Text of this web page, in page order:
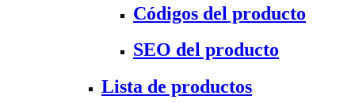
Códigos del producto
SEO del producto
Lista de productos